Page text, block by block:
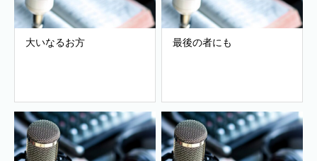
大いなるお方 最後の者にも